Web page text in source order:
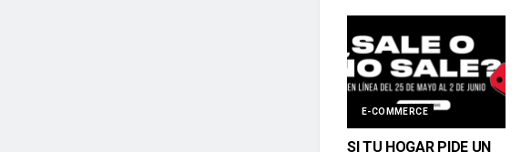
E-COMMERCE
SI TU HOGAR PIDE UN